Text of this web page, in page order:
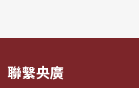
聯繫央廣